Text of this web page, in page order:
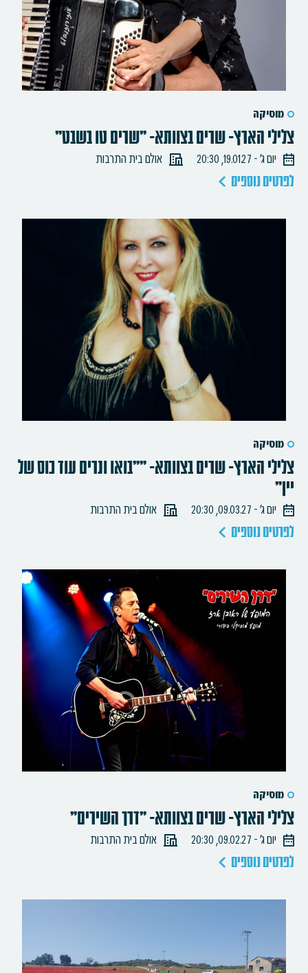
מוסיקה
צלילי הארץ- שרים בצוותא- "שרים טו בשבט"
יום ג׳ - 19.01.27, 20:30 אולם בית התרבות
לפרטים נוספים
מוסיקה
צלילי הארץ- שרים בצוותא- ""בואו ונרים עוד כוס של
יין"
יום ג׳ - 09.03.27, 20:30 אולם בית התרבות
לפרטים נוספים
מוסיקה
צלילי הארץ- שרים בצוותא- "דרך השירים"
יום ג׳ - 09.02.27, 20:30 אולם בית התרבות
לפרטים נוספים